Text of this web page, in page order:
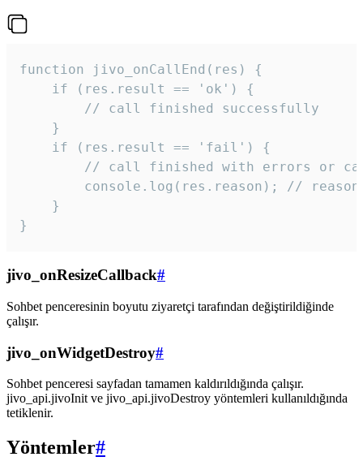
function jivo_onCallEnd(res) {
    if (res.result == 'ok') {
        // call finished successfully
    }
    if (res.result == 'fail') {
// call finished with errors or
console.log(res.reason); //
    }
}
jivo_onResizeCallback#
Sohbet penceresinin boyutu ziyaretçi tarafından değiştirildiğinde
çalışır.
jivo_onWidgetDestroy#
Sohbet penceresi sayfadan tamamen kaldırıldığında çalışır.
jivo_api.jivoInit ve jivo_api.jivoDestroy yöntemleri kullanıldığında
tetiklenir.
Yöntemler#